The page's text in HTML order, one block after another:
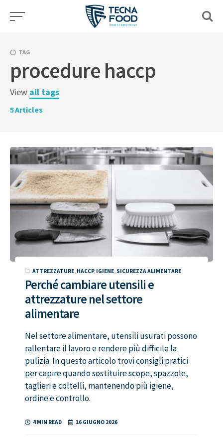
TAG
procedure haccp
View all tags
5Articles
ATTREZZATURE, HACCP, IGIENE, SICUREZZA ALIMENTARE
Perché cambiare utensili e
attrezzature nel settore
alimentare
Nel settore alimentare, utensili usurati possono
rallentare il lavoro e rendere più difficile la
pulizia. In questo articolo trovi consigli pratici
per capire quando sostituire scope, spazzole,
taglieri e coltelli, mantenendo più igiene,
ordine e controllo.
4 MIN READ 16 GIUGNO 2026